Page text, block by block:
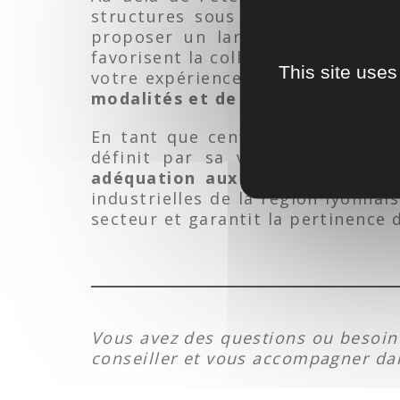
structures sous une direction
proposer un large panel de
favorisent la collaboration entre
votre expérience ou encore
modalités et de certifications
En tant que centre de
définit par sa volonté de
adéquation aux constantes
industrielles de la région
secteur et garantit la pertinence
Vous avez des questions ou
conseiller et vous accompagner
This site